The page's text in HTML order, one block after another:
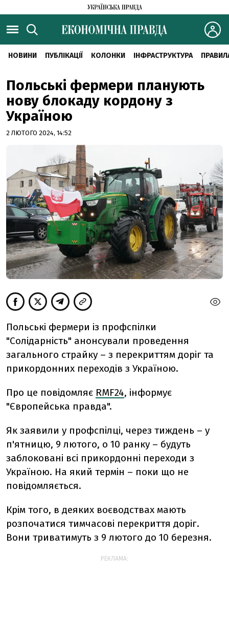
НОВИНИ ПУБЛІКАЦІЇ КОЛОНКИ ІНФРАСТРУКТУРА
Польські фермери планують
нову блокаду кордону з
Україною
2 ЛЮТОГО 2024, 14:52
Польські фермери із профспілки
"Солідарність" анонсували проведення
загального страйку – з перекриттям доріг та
прикордонних переходів з Україною.
Про це повідомляє RMF24, інформує
"Європейська правда".
Як заявили у профспілці, через тиждень – у
п'ятницю, 9 лютого, о 10 ранку – будуть
заблоковані всі прикордонні переходи з
Україною. На який термін – поки що не
повідомляється.
Крім того, в деяких воєводствах мають
розпочатися тимчасові перекриття доріг.
Вони триватимуть з 9 лютого до 10 березня.
РЕКЛАМА: